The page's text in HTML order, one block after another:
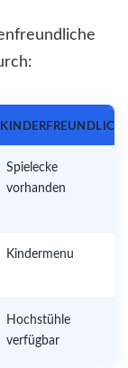
Spielecke
vorhanden
Kindermenu
Hochstühle
verfügbar